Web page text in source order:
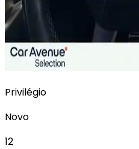
Privilégio
Novo
12